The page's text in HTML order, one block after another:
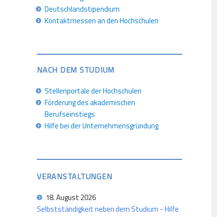
Deutschlandstipendium
Kontaktmessen an den Hochschulen
NACH DEM STUDIUM
Stellenportale der Hochschulen
Förderung des akademischen
Berufseinstiegs
Hilfe bei der Unternehmensgründung
VERANSTALTUNGEN
18. August 2026
Selbstständigkeit neben dem Studium - Hilfe